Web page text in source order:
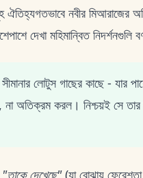
নবীর মিআরাজের
দেখা মহিমান্বিত নিদর্শনগুলি
লোটুস গাছের কাছে - যার
অতিক্রম করল। নিশ্চয়ই সে তার
"তাকে দেখেছে"(যা বোঝায়